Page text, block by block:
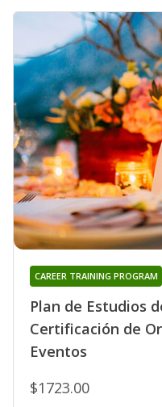
Plan de Estudios
Certificación de
Eventos
CAREER TRAINING PROGRAM
$1723.00